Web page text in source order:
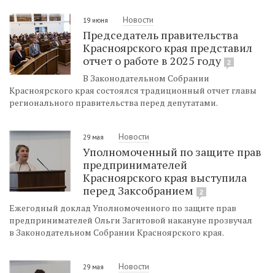
19 июня Новости
Председатель правительства
Красноярского края представил
отчет о работе в 2025 году
2
В Законодательном Собрании
Красноярского края состоялся традиционный отчет главы
регионального правительства перед депутатами.
29 мая Новости
Уполномоченный по защите прав
предпринимателей
Красноярского края выступила
перед Заксобранием
2
Ежегодный доклад Уполномоченного по защите прав
предпринимателей Ольги Загитовой накануне прозвучал
в Законодательном Собрании Красноярского края.
29 мая Новости